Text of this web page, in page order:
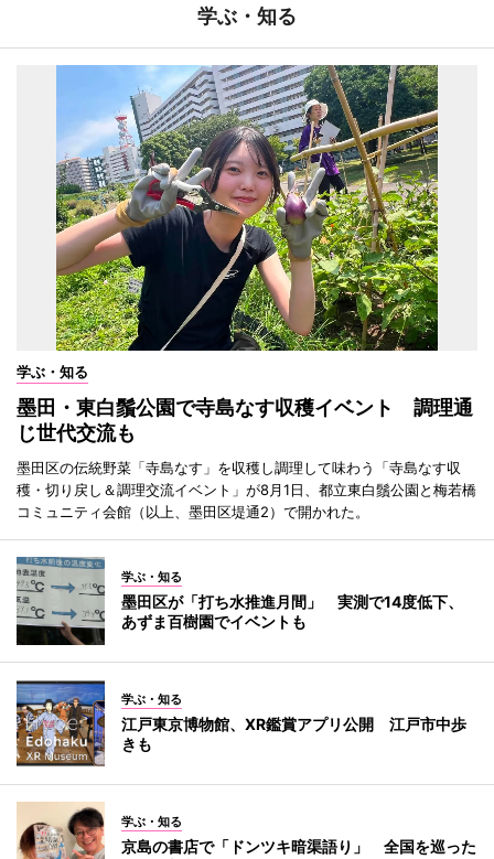
学ぶ・知る
学ぶ・知る
墨田・東白鬚公園で寺島なす収穫イベント 調理通
じ世代交流も
墨田区の伝統野菜「寺島なす」を収穫し調理して味わう「寺島なす収
穫・切り戻し＆調理交流イベント」が8月1日、都立東白鬚公園と梅若橋
コミュニティ会館（以上、墨田区堤通2）で開かれた。
学ぶ・知る
墨田区が「打ち水推進月間」 実測で14度低下、
あずま百樹園でイベントも
学ぶ・知る
江戸東京博物館、XR鑑賞アプリ公開 江戸市中歩
きも
学ぶ・知る
京島の書店で「ドンツキ暗渠語り」 全国を巡った